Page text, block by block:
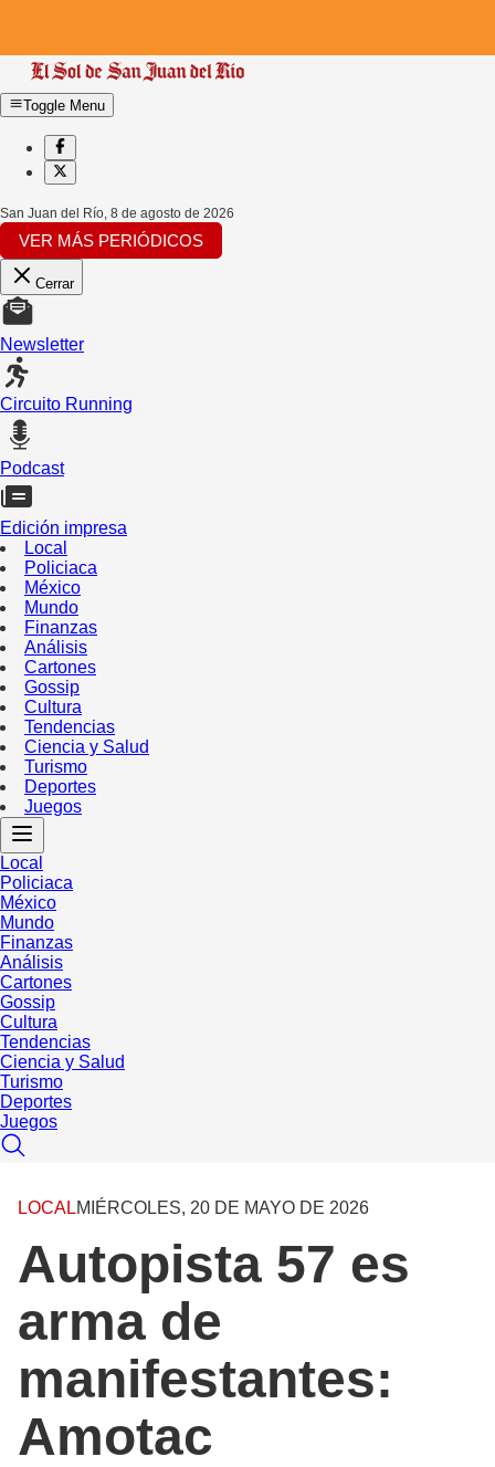
Toggle Menu
San Juan del Río, 8 de agosto de 2026
VER MÁS PERIÓDICOS
Cerrar
Newsletter
Circuito Running
Podcast
Edición impresa
Local
Policiaca
México
Mundo
Finanzas
Análisis
Cartones
Gossip
Cultura
Tendencias
Ciencia y Salud
Turismo
Deportes
Juegos
Local
Policiaca
México
Mundo
Finanzas
Análisis
Cartones
Gossip
Cultura
Tendencias
Ciencia y Salud
Turismo
Deportes
Juegos
LOCALMIÉRCOLES, 20 DE MAYO DE 2026
Autopista 57 es
arma de
manifestantes:
Amotac